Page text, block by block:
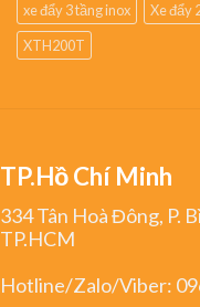
xe đẩy 3 tầng inox
Xe đẩy
XTH200T
TP.Hồ Chí Minh
334 Tân Hoà Đông, P.
TP.HCM
Hotline/Zalo/Viber: